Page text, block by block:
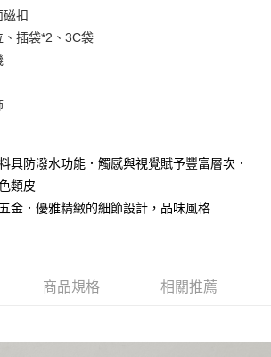
供，台灣大哥大用戶可立即使用無須另外申請。
你分期」，訂單成立後會自動跳轉到大哥付的交易
選擇欲分期的期數、繳款截止日，確認付款後即完
後，可選擇「超商條碼／台灣大直營門市／銀行轉
」】
服務後，再付款。
扣
插袋*2、3C袋
具防潑水功能．觸感與視覺賦予豐富層次．
類皮
金．優雅精緻的細節設計，品味風格
商品規格 相關推薦